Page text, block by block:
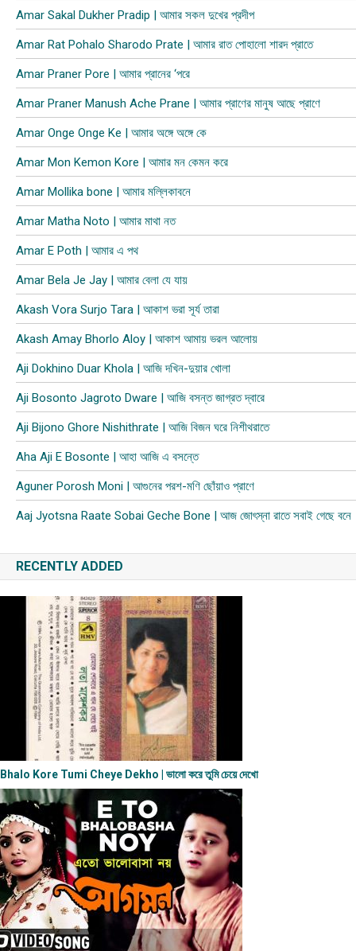
Amar Sakal Dukher Pradip | আমার সকল দুখের প্রদীপ
Amar Rat Pohalo Sharodo Prate | আমার রাত পোহালো শারদ প্রাতে
Amar Praner Pore | আমার প্রানের ‘পরে
Amar Praner Manush Ache Prane | আমার প্রাণের মানুষ আছে প্রাণে
Amar Onge Onge Ke | আমার অঙ্গে অঙ্গে কে
Amar Mon Kemon Kore | আমার মন কেমন করে
Amar Mollika bone | আমার মল্লিকাবনে
Amar Matha Noto | আমার মাথা নত
Amar E Poth | আমার এ পথ
Amar Bela Je Jay | আমার বেলা যে যায়
Akash Vora Surjo Tara | আকাশ ভরা সূর্য তারা
Akash Amay Bhorlo Aloy | আকাশ আমায় ভরল আলোয়
Aji Dokhino Duar Khola | আজি দখিন-দুয়ার খোলা
Aji Bosonto Jagroto Dware | আজি বসন্ত জাগ্রত দ্বারে
Aji Bijono Ghore Nishithrate | আজি বিজন ঘরে নিশীথরাতে
Aha Aji E Bosonte | আহা আজি এ বসন্তে
Aguner Porosh Moni | আগুনের পরশ-মণি ছোঁয়াও প্রাণে
Aaj Jyotsna Raate Sobai Geche Bone | আজ জোৎস্না রাতে সবাই গেছে বনে
RECENTLY ADDED
Bhalo Kore Tumi Cheye Dekho | ভালো করে তুমি চেয়ে দেখো